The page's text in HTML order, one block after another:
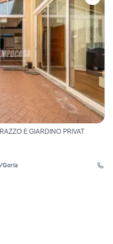
E GIARDINO PRIVAT
Gorla